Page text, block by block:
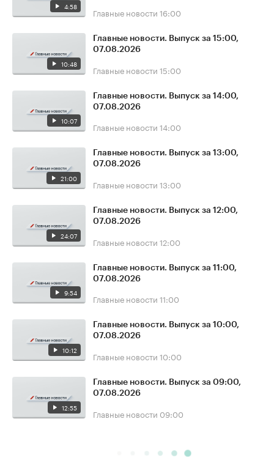
4:58 Главные новости 16:00
10:48
Главные новости. Выпуск за 15:00,
07.08.2026
Главные новости 15:00
10:07
Главные новости. Выпуск за 14:00,
07.08.2026
Главные новости 14:00
21:00
Главные новости. Выпуск за 13:00,
07.08.2026
Главные новости 13:00
24:07
Главные новости. Выпуск за 12:00,
07.08.2026
Главные новости 12:00
9:54
Главные новости. Выпуск за 11:00,
07.08.2026
Главные новости 11:00
10:12
Главные новости. Выпуск за 10:00,
07.08.2026
Главные новости 10:00
12:55
Главные новости. Выпуск за 09:00,
07.08.2026
Главные новости 09:00